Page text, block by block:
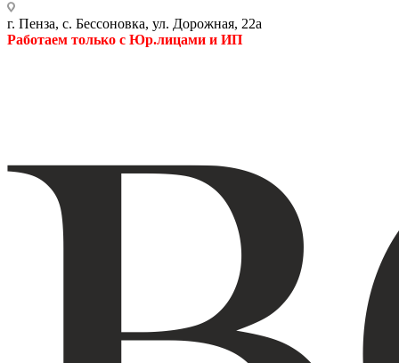
г. Пенза, с. Бессоновка, ул. Дорожная, 22а
Работаем только с Юр.лицами и ИП